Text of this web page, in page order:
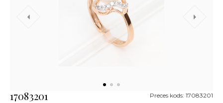
17083201 Preces kods: 17083201